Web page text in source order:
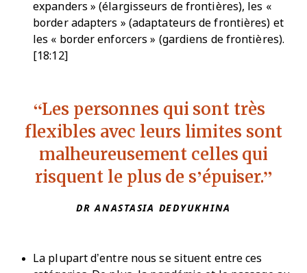
expanders » (élargisseurs de frontières), les «
border adapters » (adaptateurs de frontières) et
les « border enforcers » (gardiens de frontières).
[18:12]
Les personnes qui sont très
flexibles avec leurs limites sont
malheureusement celles qui
risquent le plus de s’épuiser.
DR ANASTASIA DEDYUKHINA
La plupart d’entre nous se situent entre ces